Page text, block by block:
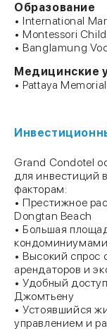
Образование
• International
• Montessori
• Banglamung
Медицинские
• Pattaya
Grand Condotel
для инвестиций
факторам:
• Престижное
Dongtan Beach
• Большая
кондоминиумами
• Высокий спрос
арендаторов и
• Удобный
Джомтьену
• Устоявшийся
управлением и